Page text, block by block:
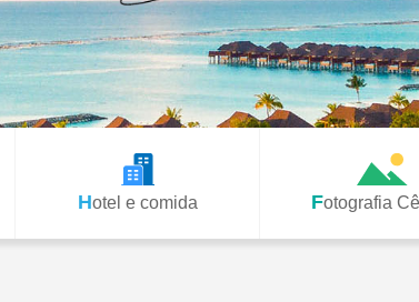
Hotel e comida Fotografia